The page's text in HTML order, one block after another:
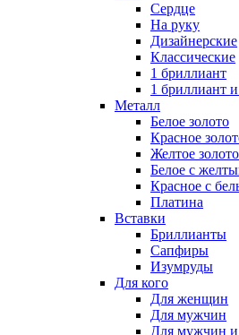
Сердце
На руку
Дизайнерские
Классические
1 бриллиант
1 бриллиант
Металл
Белое золото
Красное
Желтое золото
Белое с
Красное с
Платина
Вставки
Бриллианты
Сапфиры
Изумруды
Для кого
Для женщин
Для мужчин
Для мужчин